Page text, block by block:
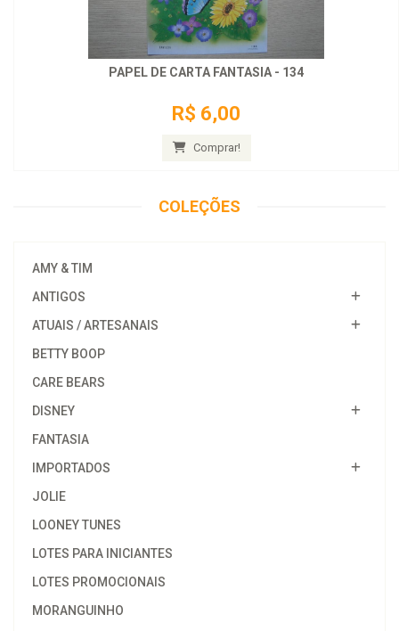
PAPEL DE CARTA FANTASIA - 134
R$ 6,00
Comprar!
COLEÇÕES
AMY & TIM
ANTIGOS
ATUAIS / ARTESANAIS
BETTY BOOP
CARE BEARS
DISNEY
FANTASIA
IMPORTADOS
JOLIE
LOONEY TUNES
LOTES PARA INICIANTES
LOTES PROMOCIONAIS
MORANGUINHO